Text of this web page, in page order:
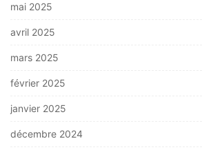
mai 2025
avril 2025
mars 2025
février 2025
janvier 2025
décembre 2024